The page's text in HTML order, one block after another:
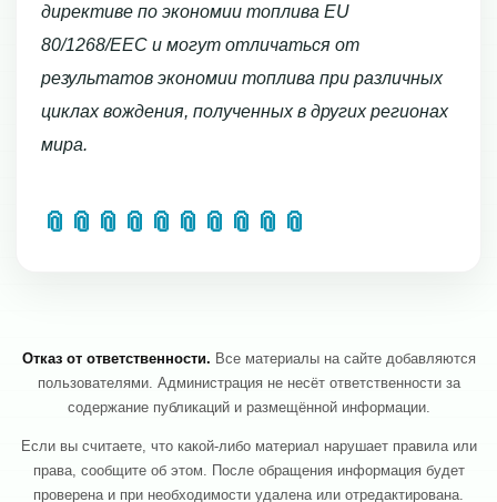
директиве по экономии топлива EU
80/1268/EEC и могут отличаться от
результатов экономии топлива при различных
циклах вождения, полученных в других регионах
мира.
📎 📎 📎 📎 📎 📎 📎 📎 📎 📎
Отказ от ответственности. Все материалы на сайте добавляются
пользователями. Администрация не несёт ответственности за
содержание публикаций и размещённой информации.
Если вы считаете, что какой-либо материал нарушает правила или
права, сообщите об этом. После обращения информация будет
проверена и при необходимости удалена или отредактирована.